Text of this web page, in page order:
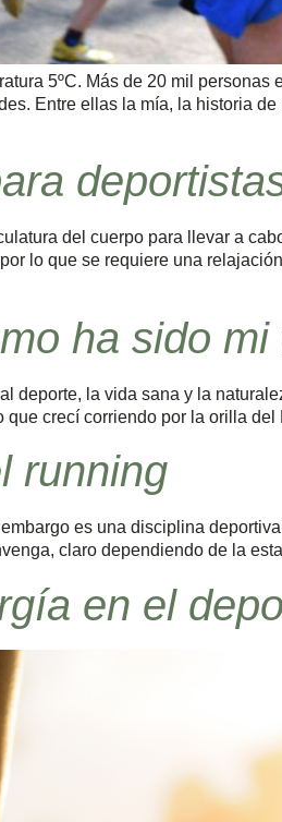
5ºC. Más de 20 mil personas
Entre ellas la mía, la historia
del cuerpo para llevar a
lo que se requiere una
ha sido mi
la vida sana y la
crecí corriendo por la orilla
running
es una disciplina
claro dependiendo de la
en el